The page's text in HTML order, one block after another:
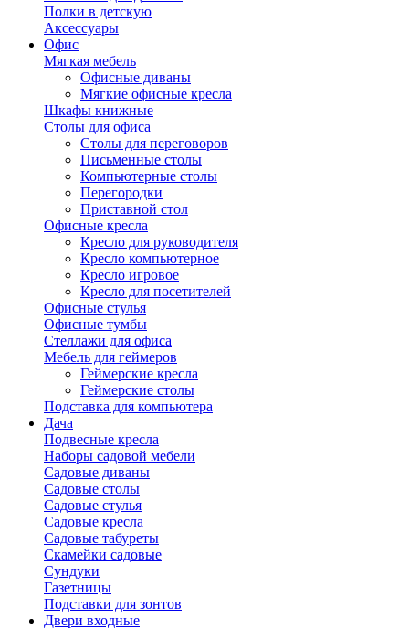
Полки в детскую
Аксессуары
Офис
Мягкая мебель
Офисные диваны
Мягкие офисные кресла
Шкафы книжные
Столы для офиса
Столы для переговоров
Письменные столы
Компьютерные столы
Перегородки
Приставной стол
Офисные кресла
Кресло для руководителя
Кресло компьютерное
Кресло игровое
Кресло для посетителей
Офисные стулья
Офисные тумбы
Стеллажи для офиса
Мебель для геймеров
Геймерские кресла
Геймерские столы
Подставка для компьютера
Дача
Подвесные кресла
Наборы садовой мебели
Садовые диваны
Садовые столы
Садовые стулья
Садовые кресла
Садовые табуреты
Скамейки садовые
Сундуки
Газетницы
Подставки для зонтов
Двери входные